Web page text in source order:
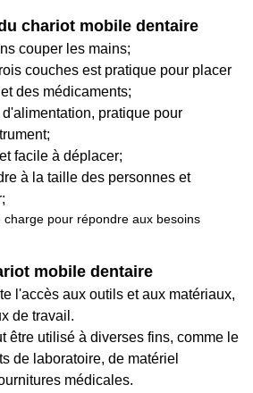
chariot mobile dentaire
couper les mains;
couches est pratique pour placer
des médicaments;
pratique pour
facile à déplacer;
à la taille des personnes et
charge pour répondre aux besoins
mobile dentaire
l'accès aux outils et aux matériaux,
de travail.
être utilisé à diverses fins, comme le
de laboratoire, de matériel
médicales.